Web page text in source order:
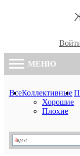
МЕНЮ
ВсеКоллективные
Хорошие
Плохие